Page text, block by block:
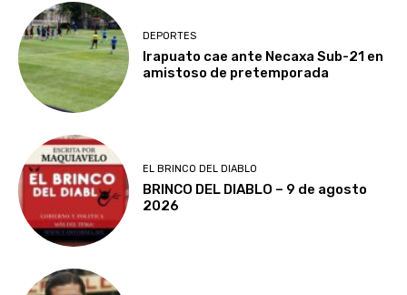
DEPORTES
Irapuato cae ante Necaxa Sub-21 en
amistoso de pretemporada
EL BRINCO DEL DIABLO
BRINCO DEL DIABLO – 9 de agosto
2026